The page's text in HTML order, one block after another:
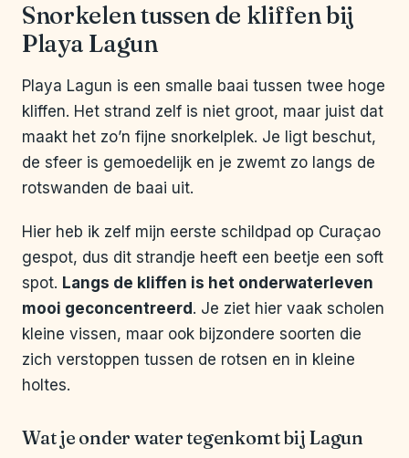
Snorkelen tussen de kliffen bij
Playa Lagun
Playa Lagun is een smalle baai tussen twee hoge
kliffen. Het strand zelf is niet groot, maar juist dat
maakt het zo’n fijne snorkelplek. Je ligt beschut,
de sfeer is gemoedelijk en je zwemt zo langs de
rotswanden de baai uit.
Hier heb ik zelf mijn eerste schildpad op Curaçao
gespot, dus dit strandje heeft een beetje een soft
spot. Langs de kliffen is het onderwaterleven
mooi geconcentreerd . Je ziet hier vaak scholen
kleine vissen, maar ook bijzondere soorten die
zich verstoppen tussen de rotsen en in kleine
holtes.
Wat je onder water tegenkomt bij Lagun